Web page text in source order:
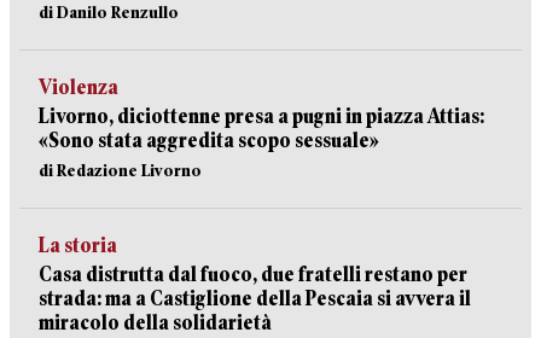
di Danilo Renzullo
Violenza
Livorno, diciottenne presa a pugni in piazza Attias:
«Sono stata aggredita scopo sessuale»
di Redazione Livorno
La storia
Casa distrutta dal fuoco, due fratelli restano per
strada: ma a Castiglione della Pescaia si avvera il
miracolo della solidarietà